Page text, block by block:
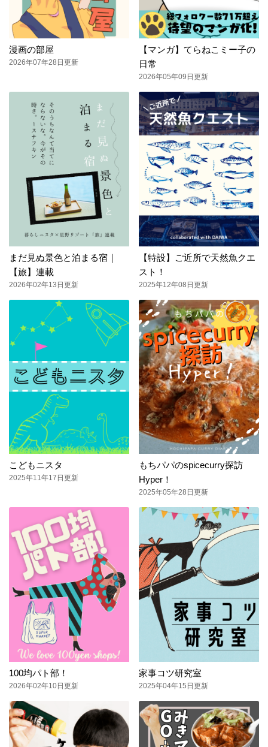
漫画の部屋
2026年07年28日更新
【マンガ】てらねこミー子の
日常
2026年05年09日更新
まだ見ぬ景色と泊まる宿｜
【旅】連載
2026年02年13日更新
【特設】ご近所で天然魚クエ
スト！
2025年12年08日更新
こどもニスタ
2025年11年17日更新
もちパパのspicecurry探訪
Hyper！
2025年05年28日更新
100均パト部！
2026年02年10日更新
家事コツ研究室
2025年04年15日更新